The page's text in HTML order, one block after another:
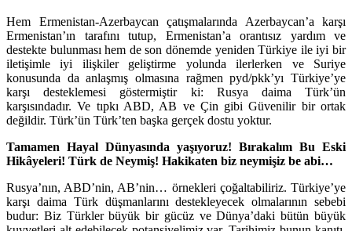
Hem Ermenistan-Azerbaycan çatışmalarında Azerbaycan’a karşı
Ermenistan’ın tarafını tutup, Ermenistan’a orantısız yardım ve
destekte bulunması hem de son dönemde yeniden Türkiye ile iyi bir
iletişimle iyi ilişkiler geliştirme yolunda ilerlerken ve Suriye
konusunda da anlaşmış olmasına rağmen pyd/pkk’yı Türkiye’ye
karşı desteklemesi göstermiştir ki: Rusya daima Türk’ün
karşısındadır. Ve tıpkı ABD, AB ve Çin gibi Güvenilir bir ortak
değildir. Türk’ün Türk’ten başka gerçek dostu yoktur.
Tamamen Hayal Dünyasında yaşıyoruz! Bırakalım Bu Eski
Hikâyeleri! Türk de Neymiş! Hakikaten biz neymişiz be abi…
Rusya’nın, ABD’nin, AB’nin… örnekleri çoğaltabiliriz. Türkiye’ye
karşı daima Türk düşmanlarını destekleyecek olmalarının sebebi
budur: Biz Türkler büyük bir gücüz ve Dünya’daki bütün büyük